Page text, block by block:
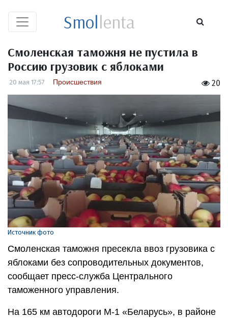
Smollenta
Смоленская таможня не пустила в
Россию грузовик с яблоками
20
20 мая 17:57 Происшествия
Источник фото
Смоленская таможня пресекла ввоз грузовика с
яблоками без сопроводительных документов,
сообщает пресс-служба Центрального
таможенного управления.
На 165 км автодороги М-1 «Беларусь», в районе